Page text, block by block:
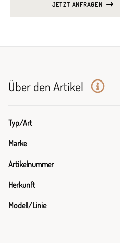
JETZT ANFRAGEN
Über den Artikel
Typ/Art
Marke
Artikelnummer
Herkunft
Modell/Linie